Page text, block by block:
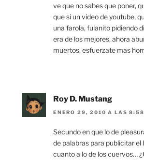
ve que no sabes que poner,
que si un video de youtube,
una farola, fulanito pidiendo
era de los mejores, ahora
muertos. esfuerzate mas
Roy D. Mustang
ENERO 29, 2010 A LAS 8:58
Secundo en que lo de
de palabras para publicitar el
cuanto a lo de los cuervos…